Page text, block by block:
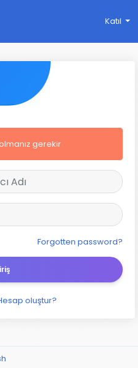
Katıl
gerekir
Forgotten password?
oluştur?